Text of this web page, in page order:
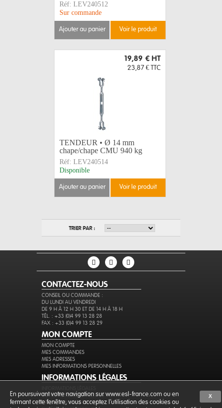
Réf: LEV240512
Sur commande
ajouter au panier voir le produit
19,89 € HT
23,87 € TTC
TENDEUR • Ø 14 mm
chape/chape CMU 940 kg
Réf: LEV240514
Disponible
ajouter au panier voir le produit
TRIER PAR :
CONTACTEZ-NOUS
CONSEIL OU COMMANDE :
DU LUNDI AU VENDREDI
DE 9 H À 12 H 30 ET DE 14 H À 18 H
TÉL. : +33 (0)4 99 13 28 28
FAX : +33 (0)4 99 13 28 29
MON COMPTE
MON COMPTE
MES COMMANDES
MES ADRESSES
MES INFORMATIONS PERSONNELLES
INFORMATIONS LÉGALES
CONDITIONS GÉNÉRALES DE VENTE
PROTECTION DES DONNÉES
X
En poursuivant votre navigation sur www.esl-france.com ou en
fermant cette fenêtre, vous acceptez l’utilisation des cookies ou